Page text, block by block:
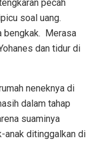
pecah
soal uang.
bengkak. Merasa
dan tidur di
neneknya di
dalam tahap
suaminya
anak ditinggalkan di